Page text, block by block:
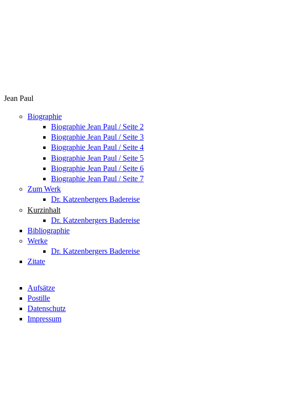
Jean Paul
Biographie
Biographie Jean Paul / Seite 2
Biographie Jean Paul / Seite 3
Biographie Jean Paul / Seite 4
Biographie Jean Paul / Seite 5
Biographie Jean Paul / Seite 6
Biographie Jean Paul / Seite 7
Zum Werk
Dr. Katzenbergers Badereise
Kurzinhalt
Dr. Katzenbergers Badereise
Bibliographie
Werke
Dr. Katzenbergers Badereise
Zitate
Aufsätze
Postille
Datenschutz
Impressum